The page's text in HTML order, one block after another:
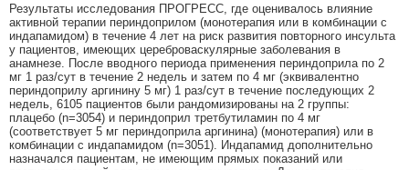
Результаты исследования ПРОГРЕСС, где оценивалось влияние
активной терапии периндоприлом (монотерапия или в комбинации с
индапамидом) в течение 4 лет на риск развития повторного инсульта
у пациентов, имеющих цереброваскулярные заболевания в
анамнезе. После вводного периода применения периндоприла по 2
мг 1 раз/сут в течение 2 недель и затем по 4 мг (эквивалентно
периндоприлу аргинину 5 мг) 1 раз/сут в течение последующих 2
недель, 6105 пациентов были рандомизированы на 2 группы:
плацебо (n=3054) и периндоприл третбутиламин по 4 мг
(соответствует 5 мг периндоприла аргинина) (монотерапия) или в
комбинации с индапамидом (n=3051). Индапамид дополнительно
назначался пациентам, не имеющим прямых показаний или